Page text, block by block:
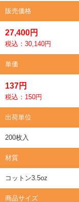
販売価格
27,400円
税込：30,140円
単価
137円
税込：150円
出荷単位
200枚入
材質
コットン3.5oz
商品サイズ